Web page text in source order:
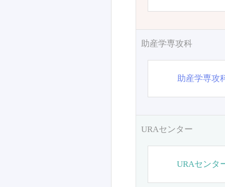
助産学専攻科
助産学専攻
URAセンター
URAセンタ